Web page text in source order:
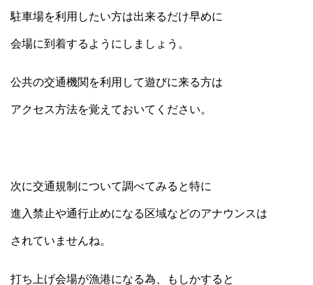
駐車場を利用したい方は出来るだけ早めに
会場に到着するようにしましょう。
公共の交通機関を利用して遊びに来る方は
アクセス方法を覚えておいてください。
次に交通規制について調べてみると特に
進入禁止や通行止めになる区域などのアナウンスは
されていませんね。
打ち上げ会場が漁港になる為、もしかすると